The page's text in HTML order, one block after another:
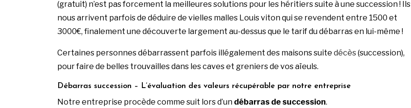
(gratuit) n’est pas forcement la meilleures solutions pour les héritiers suite à une succession ! Ils
nous arrivent parfois de déduire de vielles malles Louis viton qui se revendent entre 1500 et
3000€, finalement une découverte largement au-dessus que le tarif du débarras en lui-même !
Certaines personnes débarrassent parfois illégalement des maisons suite décès(succession),
pour faire de belles trouvailles dans les caves et greniers de vos aïeuls.
Débarras succession – L’évaluation des valeurs récupérable par notre entreprise
Notre entreprise procède comme suit lors d’un débarras de succession.